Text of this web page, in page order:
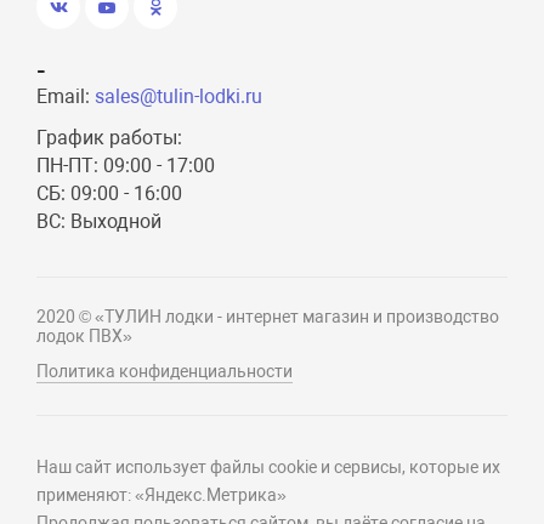
-
Email: sales@tulin-lodki.ru
График работы:
ПН-ПТ: 09:00 - 17:00
СБ: 09:00 - 16:00
ВС: Выходной
2020 © «ТУЛИН лодки - интернет магазин и производство
лодок ПВХ»
Политика конфиденциальности
Наш сайт использует файлы cookie и сервисы, которые их
применяют: «Яндекс.Метрика»